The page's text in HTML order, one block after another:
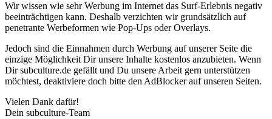
Wir wissen wie sehr Werbung im Internet das Surf-Erlebnis negativ
beeinträchtigen kann. Deshalb verzichten wir grundsätzlich auf
penetrante Werbeformen wie Pop-Ups oder Overlays.
Jedoch sind die Einnahmen durch Werbung auf unserer Seite die
einzige Möglichkeit Dir unsere Inhalte kostenlos anzubieten. Wenn
Dir subculture.de gefällt und Du unsere Arbeit gern unterstützen
möchtest, deaktiviere doch bitte den AdBlocker auf unseren Seiten.
Vielen Dank dafür!
Dein subculture-Team